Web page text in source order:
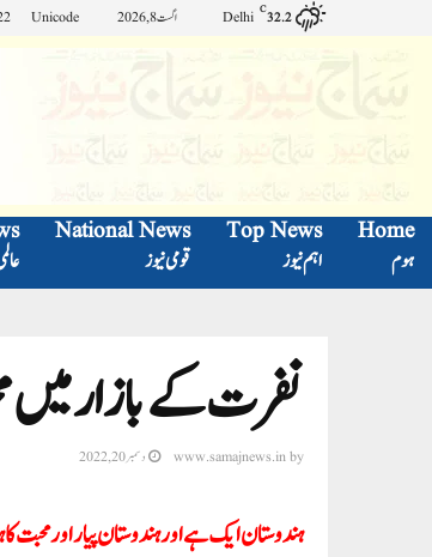
32.2
C
Delhi اگست 8, 2026 Unicode
Home
ہوم
Top News
اہم نیوز
National News
قومی نیوز
نفرت کے بازار میں
by
www.samajnews.in دسمبر 20, 2022
ہندوستان ایک ہے اور ہندوستان پیار اور